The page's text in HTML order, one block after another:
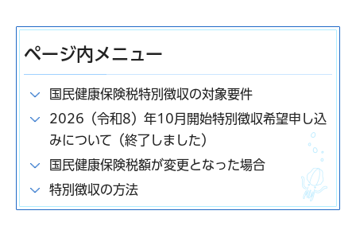
ページ内メニュー
国民健康保険税特別徴収の対象要件
2026（令和8）年10月開始特別徴収希望申し込
みについて（終了しました）
国民健康保険税額が変更となった場合
特別徴収の方法